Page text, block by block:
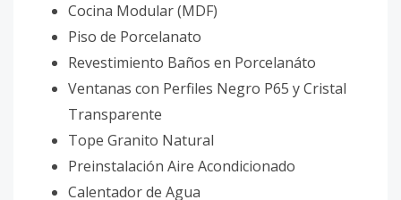
Cocina Modular (MDF)
Piso de Porcelanato
Revestimiento Baños en Porcelanáto
Ventanas con Perfiles Negro P65 y Cristal
Transparente
Tope Granito Natural
Preinstalación Aire Acondicionado
Calentador de Agua